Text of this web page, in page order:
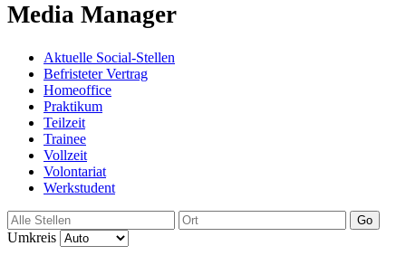
Media Manager
Aktuelle Social-Stellen
Befristeter Vertrag
Homeoffice
Praktikum
Teilzeit
Trainee
Vollzeit
Volontariat
Werkstudent
Go
Umkreis